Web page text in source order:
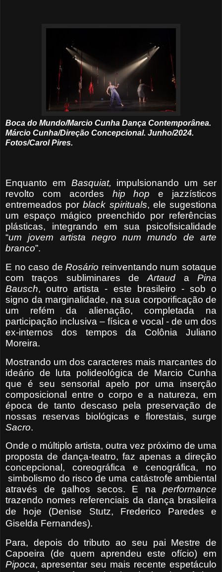
Boca do Mundo/Marcio Cunha Dança Contemporânea.
Márcio Cunha/Direção Concepcional. Junho/2024.
Fotos/Carol Pires.
Enquanto em Basquiat, impulsionando um ser
revolto com acordes hip hop e jazzísticos
entremeados porblack spirituals, ele sugestiona
um espaço mágico preenchido por referências
plásticas, integrando em sua psicofisicalidade
“um jovem artista negro num mundo de arte
branco”.
E no caso deRosário reinventando num sotaque
com traços subliminares deArtaud aPina
Bausch, outro artista - este brasileiro - sob o
signo da marginalidade, na sua corporificação de
um refém da alienação, completada na
participação inclusiva – física e vocal - de um dos
ex-internos dos tempos da Colônia Juliano
Moreira.
Mostrando um dos caracteres mais marcantes do
ideário de luta polideológica de Marcio Cunha
que é seu sensorial apelo por uma inserção
composicional entre o corpo e a natureza, em
época de tanto descaso pela preservação de
nossas reservas biológicas e florestais, surge
Sacro.
Onde o múltiplo artista, outra vez próximo de uma
proposta de dança-teatro, faz apenas a direção
concepcional, coreográfica e cenográfica, no
simbolismo do risco de uma catástrofe ambiental
através de galhos secos. E na performance
trazendo nomes referenciais da dança brasileira
de hoje (Denise Stutz, Frederico Paredes e
Giselda Fernandes).
Para, depois do tributo ao seu pai Mestre de
Capoeira (de quem aprendeu este ofício) em
Pipoca, apresentar seu mais recente espetáculo